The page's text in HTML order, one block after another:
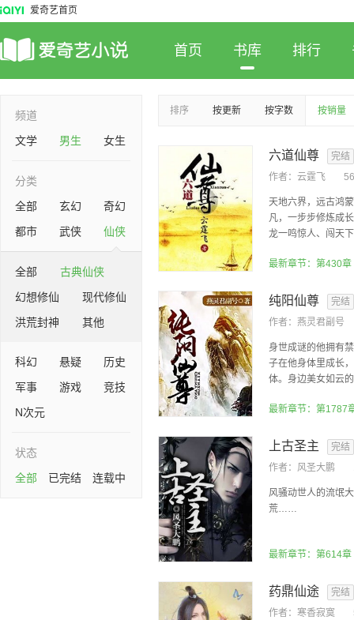
爱奇艺首页
首页 书库 排行
频道
文学
男生 女生
分类
全部
玄幻
奇幻
都市
武侠 仙侠
全部
古典仙侠
幻想修仙
现代修仙
洪荒封神
其他
科幻 悬疑
历史
军事
游戏
竞技
N次元
状态
全部
已完结 连载中
排序 按更新 按字数 按销量
六道仙尊
完结
作者： 云霆飞
天地六界，远古鸿
凡，一步步修炼成
龙一鸣惊人、闯天
最新章节：第430
纯阳仙尊
完结
作者： 燕灵君副号
身世成谜的他拥有
子在他身体里成长
体。身边美女如云
最新章节：第1787
上古圣主
完结
作者： 风圣大鹏
风骚动世人的流氓
荒……
最新章节：第614章
药鼎仙途
完结
作者： 寒香寂寞